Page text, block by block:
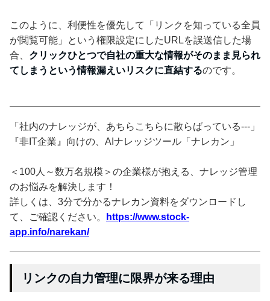
このように、利便性を優先して「リンクを知っている全員
が閲覧可能」という権限設定にしたURLを誤送信した場
合、 クリックひとつで自社の重大な情報がそのまま見られ
てしまうという情報漏えいリスクに直結するのです。
「社内のナレッジが、あちらこちらに散らばっている---」
『非IT企業』向けの、AIナレッジツール「ナレカン」
＜100人～数万名規模＞の企業様が抱える、ナレッジ管理
のお悩みを解決します！
詳しくは、3分で分かるナレカン資料をダウンロードし
て、ご確認ください。
https://www.stock-
app.info/narekan/
リンクの自力管理に限界が来る理由